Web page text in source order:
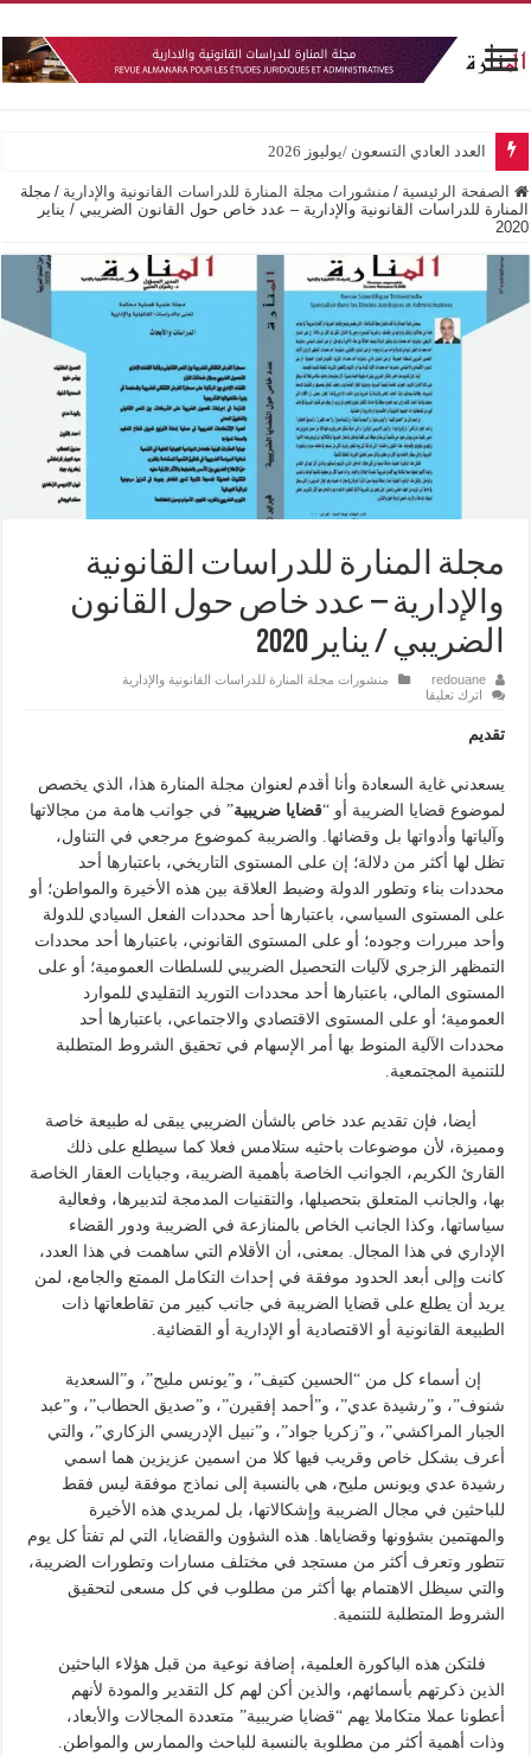
العدد العادي التسعون /يوليوز 2026
الصفحة الرئيسية / منشورات مجلة المنارة للدراسات القانونية والإدارية / مجلة
المنارة للدراسات القانونية والإدارية – عدد خاص حول القانون الضريبي / يناير
2020
مجلة المنارة للدراسات القانونية
والإدارية – عدد خاص حول القانون
الضريبي / يناير 2020
redouane
منشورات مجلة المنارة للدراسات القانونية والإدارية
اترك تعليقا
تقديم
يسعدني غاية السعادة وأنا أقدم لعنوان مجلة المنارة هذا، الذي يخصص
لموضوع قضايا الضريبة أو “قضايا ضريبية” في جوانب هامة من مجالاتها
وآلياتها وأدواتها بل وقضائها. والضريبة كموضوع مرجعي في التناول،
تظل لها أكثر من دلالة؛ إن على المستوى التاريخي، باعتبارها أحد
محددات بناء وتطور الدولة وضبط العلاقة بين هذه الأخيرة والمواطن؛ أو
على المستوى السياسي، باعتبارها أحد محددات الفعل السيادي للدولة
وأحد مبررات وجوده؛ أو على المستوى القانوني، باعتبارها أحد محددات
التمظهر الزجري لآليات التحصيل الضريبي للسلطات العمومية؛ أو على
المستوى المالي، باعتبارها أحد محددات التوريد التقليدي للموارد
العمومية؛ أو على المستوى الاقتصادي والاجتماعي، باعتبارها أحد
محددات الآلية المنوط بها أمر الإسهام في تحقيق الشروط المتطلبة
للتنمية المجتمعية.
أيضا، فإن تقديم عدد خاص بالشأن الضريبي يبقى له طبيعة خاصة
ومميزة، لأن موضوعات باحثيه ستلامس فعلا كما سيطلع على ذلك
القارئ الكريم، الجوانب الخاصة بأهمية الضريبة، وجبايات العقار الخاصة
بها، والجانب المتعلق بتحصيلها، والتقنيات المدمجة لتدبيرها، وفعالية
سياساتها، وكذا الجانب الخاص بالمنازعة في الضريبة ودور القضاء
الإداري في هذا المجال. بمعنى، أن الأقلام التي ساهمت في هذا العدد،
كانت وإلى أبعد الحدود موفقة في إحداث التكامل الممتع والجامع، لمن
يريد أن يطلع على قضايا الضريبة في جانب كبير من تقاطعاتها ذات
الطبيعة القانونية أو الاقتصادية أو الإدارية أو القضائية.
إن أسماء كل من “الحسين كتيف”، و”يونس مليح”، و”السعدية
شنوف”، و”رشيدة عدي”، و”أحمد إفقيرن”، و”صديق الحطاب”، و”عبد
الجبار المراكشي”، و”زكريا جواد”، و”نبيل الإدريسي الزكاري”، والتي
أعرف بشكل خاص وقريب فيها كلا من اسمين عزيزين هما اسمي
رشيدة عدي ويونس مليح، هي بالنسبة إلى نماذج موفقة ليس فقط
للباحثين في مجال الضريبة وإشكالاتها، بل لمريدي هذه الأخيرة
والمهتمين بشؤونها وقضاياها. هذه الشؤون والقضايا، التي لم تفتأ كل يوم
تتطور وتعرف أكثر من مستجد في مختلف مسارات وتطورات الضريبة،
والتي سيظل الاهتمام بها أكثر من مطلوب في كل مسعى لتحقيق
الشروط المتطلبة للتنمية.
فلتكن هذه الباكورة العلمية، إضافة نوعية من قبل هؤلاء الباحثين
الذين ذكرتهم بأسمائهم، والذين أكن لهم كل التقدير والمودة لأنهم
أعطونا عملا متكاملا يهم “قضايا ضريبية” متعددة المجالات والأبعاد،
وذات أهمية أكثر من مطلوبة بالنسبة للباحث والممارس والمواطن.